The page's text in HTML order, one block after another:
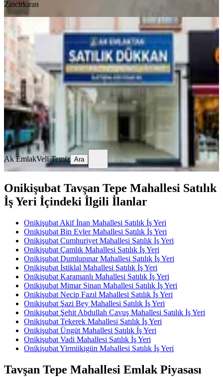
Zincirkıran
Satılık Yatırımlık Lüks Araç Takaslı
Dükkan
Onikişubat, Şehit Abdullah Çavuş Mahallesi
1 Oda·211 m²·Düz Giriş (Zemin) · 21.07.2026
31.500.000 ₺
Ak Emlak Veli Temiz
Ara
Ak EmlakVeli Temiz Ara
Onikişubat Tavşan Tepe Mahallesi Satılık
İş Yeri İçindeki İlgili İlanlar
Onikişubat Akif İnan Mahallesi Satılık İş Yeri
Onikişubat Bin Evler Mahallesi Satılık İş Yeri
Onikişubat Cumhuriyet Mahallesi Satılık İş Yeri
Onikişubat Çamlık Mahallesi Satılık İş Yeri
Onikişubat Dumlupınar Mahallesi Satılık İş Yeri
Onikişubat İstiklal Mahallesi Satılık İş Yeri
Onikişubat Karamanlı Mahallesi Satılık İş Yeri
Onikişubat Mimar Sinan Mahallesi Satılık İş Yeri
Onikişubat Necip Fazıl Mahallesi Satılık İş Yeri
Onikişubat Şazi Bey Mahallesi Satılık İş Yeri
Onikişubat Şehit Abdullah Çavuş Mahallesi Satılık İş Yeri
Onikişubat Tekerek Mahallesi Satılık İş Yeri
Onikişubat Üngüt Mahallesi Satılık İş Yeri
Onikişubat Vadi Mahallesi Satılık İş Yeri
Onikişubat Yirmiikigün Mahallesi Satılık İş Yeri
Tavşan Tepe Mahallesi Emlak Piyasası